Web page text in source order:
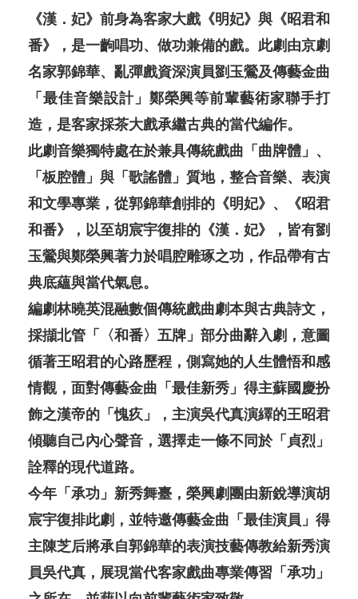
《漢．妃》前身為客家大戲《明妃》與《昭君和
番》，是一齣唱功、做功兼備的戲。此劇由京劇
名家郭錦華、亂彈戲資深演員劉玉鶯及傳藝金曲
「最佳音樂設計」鄭榮興等前輩藝術家聯手打
造，是客家採茶大戲承繼古典的當代編作。
此劇音樂獨特處在於兼具傳統戲曲「曲牌體」、
「板腔體」與「歌謠體」質地，整合音樂、表演
和文學專業，從郭錦華創排的《明妃》、《昭君
和番》，以至胡宸宇復排的《漢．妃》，皆有劉
玉鶯與鄭榮興著力於唱腔雕琢之功，作品帶有古
典底蘊與當代氣息。
編劇林曉英混融數個傳統戲曲劇本與古典詩文，
採擷北管「〈和番〉五牌」部分曲辭入劇，意圖
循著王昭君的心路歷程，側寫她的人生體悟和感
情觀，面對傳藝金曲「最佳新秀」得主蘇國慶扮
飾之漢帝的「愧疚」，主演吳代真演繹的王昭君
傾聽自己內心聲音，選擇走一條不同於「貞烈」
詮釋的現代道路。
今年「承功」新秀舞臺，榮興劇團由新銳導演胡
宸宇復排此劇，並特邀傳藝金曲「最佳演員」得
主陳芝后將承自郭錦華的表演技藝傳教給新秀演
員吳代真，展現當代客家戲曲專業傳習「承功」